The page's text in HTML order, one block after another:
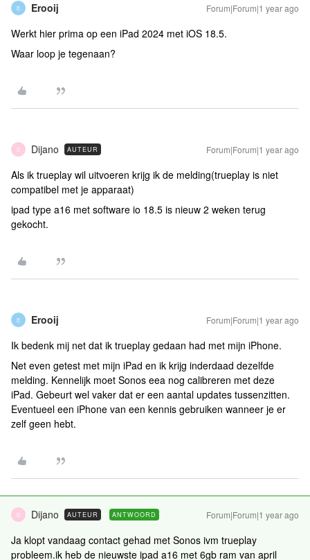
E Erooij Forum|Forum|1 year ago
Werkt hier prima op een iPad 2024 met iOS 18.5.
Waar loop je tegenaan?
D Dijano AUTEUR Forum|Forum|1 year ago
Als ik trueplay wil uitvoeren krijg ik de melding(trueplay is niet
compatibel met je apparaat)
ipad type a16 met software io 18.5 is nieuw 2 weken terug
gekocht.
E Erooij Forum|Forum|1 year ago
Ik bedenk mij net dat ik trueplay gedaan had met mijn iPhone.
Net even getest met mijn iPad en ik krijg inderdaad dezelfde
melding. Kennelijk moet Sonos eea nog calibreren met deze
iPad. Gebeurt wel vaker dat er een aantal updates tussenzitten.
Eventueel een iPhone van een kennis gebruiken wanneer je er
zelf geen hebt.
D Dijano AUTEUR ANTWOORD Forum|Forum|1 year ago
Ja klopt vandaag contact gehad met Sonos ivm trueplay
probleem.ik heb de nieuwste ipad a16 met 6gb ram van april